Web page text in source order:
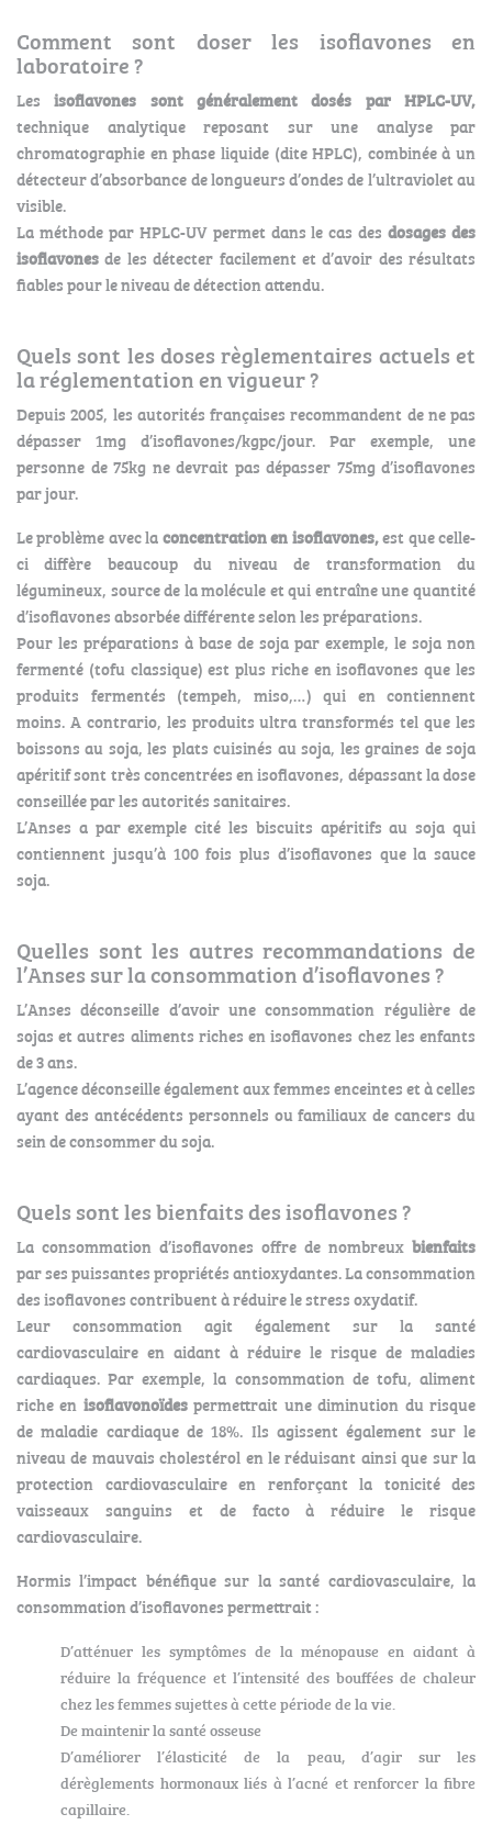
Comment sont doser les isoflavones en
laboratoire ?
Les isoflavones sont généralement dosés par HPLC-UV,
technique analytique reposant sur une analyse par
chromatographie en phase liquide (dite HPLC), combinée à un
détecteur d’absorbance de longueurs d’ondes de l’ultraviolet au
visible.
La méthode par HPLC-UV permet dans le cas desdosages des
isoflavones de les détecter facilement et d’avoir des résultats
fiables pour le niveau de détection attendu.
Quels sont les doses règlementaires actuels et
la réglementation en vigueur ?
Depuis 2005, les autorités françaises recommandent de ne pas
dépasser 1mg d’isoflavones/kgpc/jour. Par exemple, une
personne de 75kg ne devrait pas dépasser 75mg d’isoflavones
par jour.
Le problème avec laconcentration en isoflavones,est que celle-
ci diffère beaucoup du niveau de transformation du
légumineux, source de la molécule et qui entraîne une quantité
d’isoflavones absorbée différente selon les préparations.
Pour les préparations à base de soja par exemple, le soja non
fermenté (tofu classique) est plus riche en isoflavones que les
produits fermentés (tempeh, miso,…) qui en contiennent
moins. A contrario, les produits ultra transformés tel que les
boissons au soja, les plats cuisinés au soja, les graines de soja
apéritif sont très concentrées en isoflavones, dépassant la dose
conseillée par les autorités sanitaires.
L’Anses a par exemple cité les biscuits apéritifs au soja qui
contiennent jusqu’à 100 fois plus d’isoflavones que la sauce
soja.
Quelles sont les autres recommandations de
l’Anses sur la consommation d’isoflavones ?
L’Anses déconseille d’avoir une consommation régulière de
sojas et autres aliments riches en isoflavones chez les enfants
de 3 ans.
L’agence déconseille également aux femmes enceintes et à celles
ayant des antécédents personnels ou familiaux de cancers du
sein de consommer du soja.
Quels sont les bienfaits des isoflavones ?
La consommation d’isoflavones offre de nombreux bienfaits
par ses puissantes propriétés antioxydantes. La consommation
des isoflavones contribuent à réduire le stress oxydatif.
Leur consommation agit également sur la santé
cardiovasculaire en aidant à réduire le risque de maladies
cardiaques. Par exemple, la consommation de tofu, aliment
riche en isoflavonoïdespermettrait une diminution du risque
de maladie cardiaque de 18%. Ils agissent également sur le
niveau de mauvais cholestérol en le réduisant ainsi que sur la
protection cardiovasculaire en renforçant la tonicité des
vaisseaux sanguins et de facto à réduire le risque
cardiovasculaire.
Hormis l’impact bénéfique sur la santé cardiovasculaire, la
consommation d’isoflavones permettrait :
D’atténuer les symptômes de la ménopause en aidant à
réduire la fréquence et l’intensité des bouffées de chaleur
chez les femmes sujettes à cette période de la vie.
De maintenir la santé osseuse
D’améliorer l’élasticité de la peau, d’agir sur les
dérèglements hormonaux liés à l’acné et renforcer la fibre
capillaire.